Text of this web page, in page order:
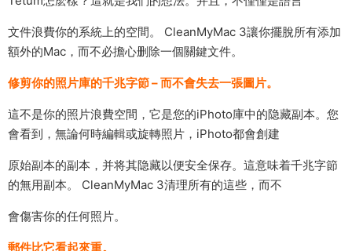
文件浪費你的系統上的空間。 CleanMyMac 3讓你擺脫所有添加
額外的Mac，而不必擔心删除一個關鍵文件。
修剪你的照片庫的千兆字節 – 而不會失去一張圖片。
這不是你的照片浪費空間，它是您的iPhoto庫中的隐藏副本。您
會看到，無論何時編輯或旋轉照片，iPhoto都會創建
原始副本的副本，并将其隐藏以便安全保存。這意味着千兆字節
的無用副本。 CleanMyMac 3清理所有的這些，而不
會傷害你的任何照片。
郵件比它看起來重。